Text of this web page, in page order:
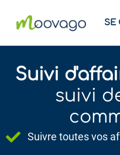
SE
Suivi
suivi
Suivre toutes vos